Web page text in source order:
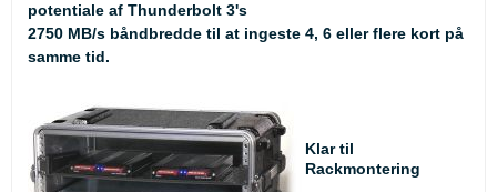
potentiale af Thunderbolt 3's
2750 MB/s båndbredde til at ingeste 4, 6 eller flere kort på
samme tid.
Klar til
Rackmontering